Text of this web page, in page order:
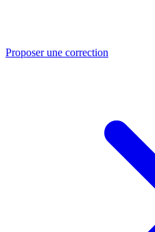
Proposer une correction